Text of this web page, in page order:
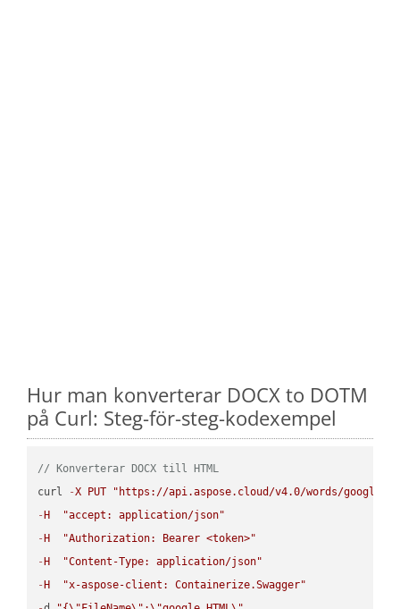
Hur man konverterar DOCX to DOTM
på Curl: Steg-för-steg-kodexempel
// Konverterar DOCX till HTML
curl
-X PUT
"https://api.aspose.cloud/v4.0/words/
- H
"accept: application/json"
- H
"Authorization: Bearer <token>"
- H
"Content-Type: application/json"
- H
"x-aspose-client: Containerize.Swagger"